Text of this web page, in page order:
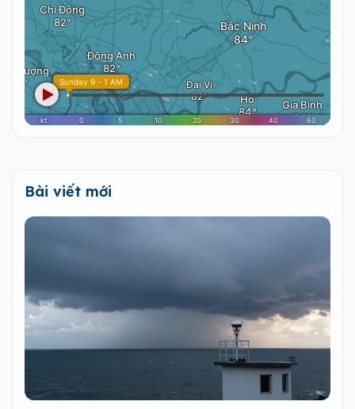
Bài viết mới